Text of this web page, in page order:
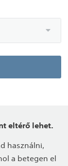
eltérő lehet.
használni,
a betegen el